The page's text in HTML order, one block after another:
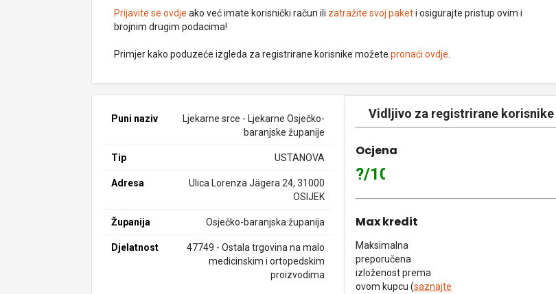
Prijavite se ovdje ako već imate korisnički račun ili zatražite svoj paketi osigurajte pristup ovim i
brojnim drugim podacima!
Primjer kako poduzeće izgleda za registrirane korisnike možetepronaći ovdje
Puni naziv
Ljekarne srce - Ljekarne Osječko-
baranjske županije
Tip USTANOVA
Adresa
Ulica Lorenza Jägera 24, 31000
OSIJEK
Županija Osječko-baranjska županija
Djelatnost
47749 - Ostala trgovina na malo
medicinskim i ortopedskim
proizvodima
Vidljivo za registrirane korisnike
Ocjena
?/10
Max kredit
Maksimalna
preporučena
izloženost prema
ovom kupcu (saznajte